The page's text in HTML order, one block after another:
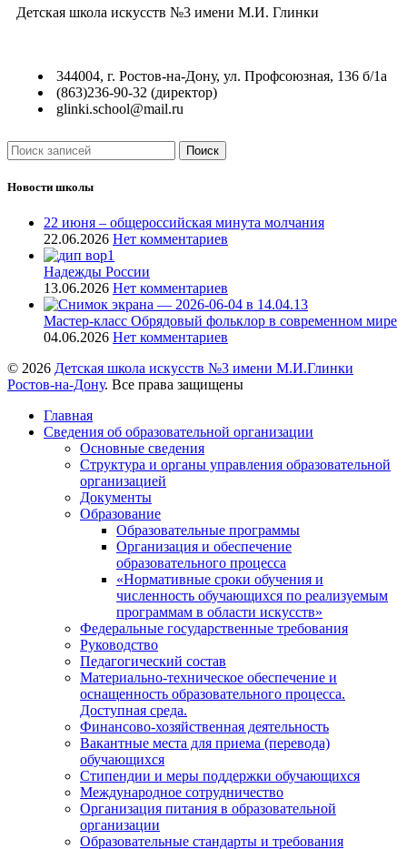
Детская школа искусств №3 имени М.И. Глинки
344004, г. Ростов-на-Дону, ул. Профсоюзная, 136 б/1а
(863)236-90-32 (директор)
glinki.school@mail.ru
Поиск
Новости школы
22 июня – общероссийская минута молчания
22.06.2026 Нет комментариев
Надежды России
13.06.2026 Нет комментариев
Мастер-класс Обрядовый фольклор в современном мире
04.06.2026 Нет комментариев
© 2026 Детская школа искусств №3 имени М.И.Глинки
Ростов-на-Дону. Все права защищены
Главная
Сведения об образовательной организации
Основные сведения
Структура и органы управления образовательной
организацией
Документы
Образование
Образовательные программы
Организация и обеспечение
образовательного процесса
«Нормативные сроки обучения и
численность обучающихся по реализуемым
программам в области искусств»
Федеральные государственные требования
Руководство
Педагогический состав
Материально-техническое обеспечение и
оснащенность образовательного процесса.
Доступная среда.
Финансово-хозяйственная деятельность
Вакантные места для приема (перевода)
обучающихся
Стипендии и меры поддержки обучающихся
Международное сотрудничество
Организация питания в образовательной
организации
Образовательные стандарты и требования